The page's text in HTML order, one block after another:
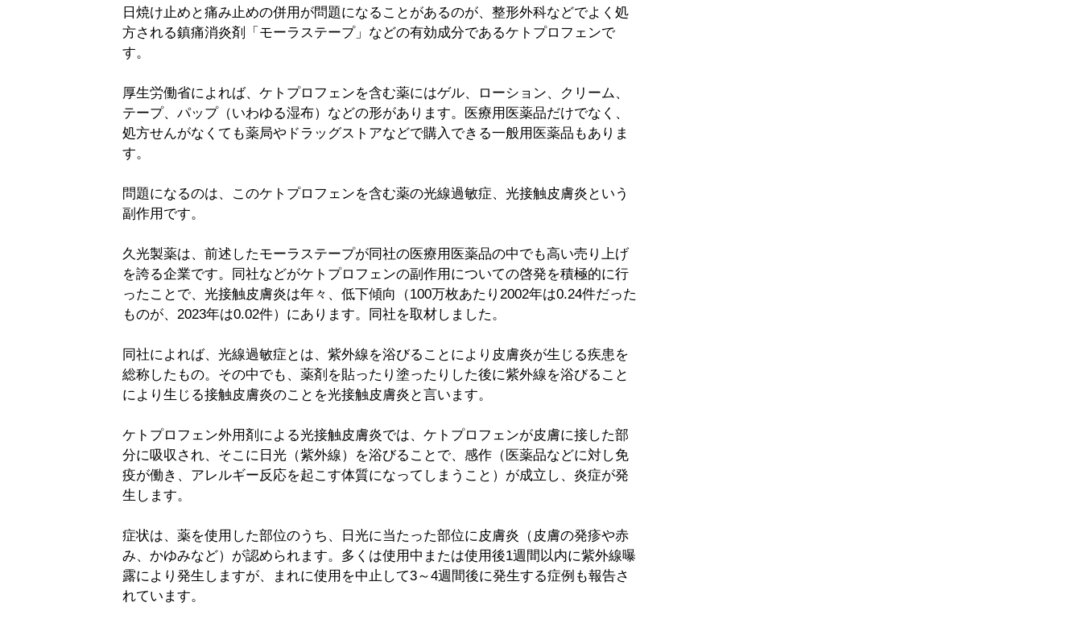
日焼け止めと痛み止めの併用が問題になることがあるのが、整形外科などでよく処
方される鎮痛消炎剤「モーラステープ」などの有効成分であるケトプロフェンで
す。
厚生労働省によれば、ケトプロフェンを含む薬にはゲル、ローション、クリーム、
テープ、パップ（いわゆる湿布）などの形があります。医療用医薬品だけでなく、
処方せんがなくても薬局やドラッグストアなどで購入できる一般用医薬品もありま
す。
問題になるのは、このケトプロフェンを含む薬の光線過敏症、光接触皮膚炎という
副作用です。
久光製薬は、前述したモーラステープが同社の医療用医薬品の中でも高い売り上げ
を誇る企業です。同社などがケトプロフェンの副作用についての啓発を積極的に行
ったことで、光接触皮膚炎は年々、低下傾向（100万枚あたり2002年は0.24件だった
ものが、2023年は0.02件）にあります。同社を取材しました。
同社によれば、光線過敏症とは、紫外線を浴びることにより皮膚炎が生じる疾患を
総称したもの。その中でも、薬剤を貼ったり塗ったりした後に紫外線を浴びること
により生じる接触皮膚炎のことを光接触皮膚炎と言います。
ケトプロフェン外用剤による光接触皮膚炎では、ケトプロフェンが皮膚に接した部
分に吸収され、そこに日光（紫外線）を浴びることで、感作（医薬品などに対し免
疫が働き、アレルギー反応を起こす体質になってしまうこと）が成立し、炎症が発
生します。
症状は、薬を使用した部位のうち、日光に当たった部位に皮膚炎（皮膚の発疹や赤
み、かゆみなど）が認められます。多くは使用中または使用後1週間以内に紫外線曝
露により発生しますが、まれに使用を中止して3～4週間後に発生する症例も報告さ
れています。